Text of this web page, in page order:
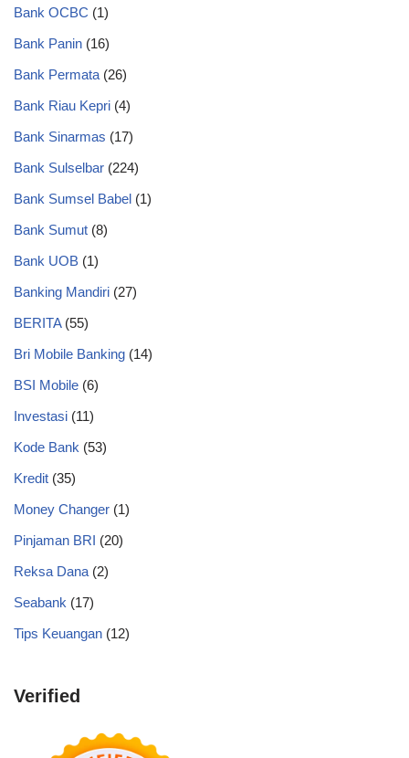
Bank OCBC (1)
Bank Panin (16)
Bank Permata (26)
Bank Riau Kepri (4)
Bank Sinarmas (17)
Bank Sulselbar (224)
Bank Sumsel Babel (1)
Bank Sumut (8)
Bank UOB (1)
Banking Mandiri (27)
BERITA(55)
Bri Mobile Banking (14)
BSI Mobile (6)
Investasi (11)
Kode Bank (53)
Kredit (35)
Money Changer (1)
Pinjaman BRI (20)
Reksa Dana (2)
Seabank (17)
Tips Keuangan (12)
Verified